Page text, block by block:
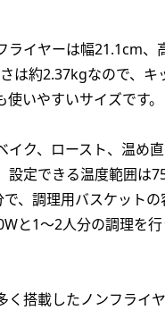
ライヤーは幅21.1cm、
は約2.37kgなので、キ
いやすいサイズです。
イク、ロースト、温め
設定できる温度範囲は
、調理用バスケット
と1〜2人分の調理を
く搭載したノンフライ